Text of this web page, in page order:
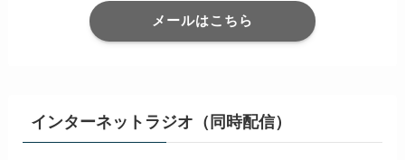
メールはこちら
インターネットラジオ（同時配信）